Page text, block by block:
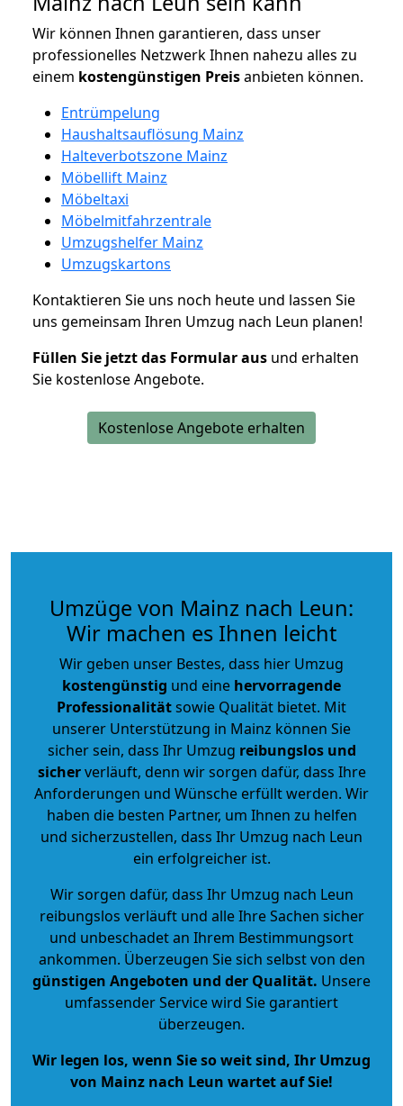
Wir können Ihnen garantieren, dass unser
professionelles Netzwerk Ihnen nahezu alles zu
einem kostengünstigen Preisanbieten können.
Entrümpelung
Haushaltsauflösung Mainz
Halteverbotszone Mainz
Möbellift Mainz
Möbeltaxi
Möbelmitfahrzentrale
Umzugshelfer Mainz
Umzugskartons
Kontaktieren Sie uns noch heute und lassen Sie
uns gemeinsam Ihren Umzug nach Leun planen!
Füllen Sie jetzt das Formular aus und erhalten
Sie kostenlose Angebote.
Kostenlose Angebote erhalten
Umzüge von Mainz nach Leun:
Wir machen es Ihnen leicht
Wir geben unser Bestes, dass hier Umzug
kostengünstig und eine hervorragende
Professionalitätsowie Qualität bietet. Mit
unserer Unterstützung in Mainz können Sie
sicher sein, dass Ihr Umzug reibungslos und
sicherverläuft, denn wir sorgen dafür, dass Ihre
Anforderungen und Wünsche erfüllt werden. Wir
haben die besten Partner, um Ihnen zu helfen
und sicherzustellen, dass Ihr Umzug nach Leun
ein erfolgreicher ist.
Wir sorgen dafür, dass Ihr Umzug nach Leun
reibungslos verläuft und alle Ihre Sachen sicher
und unbeschadet an Ihrem Bestimmungsort
ankommen. Überzeugen Sie sich selbst von den
günstigen Angeboten und der Qualität. Unsere
umfassender Service wird Sie garantiert
überzeugen.
Wir legen los, wenn Sie so weit sind, Ihr Umzug
von Mainz nach Leun wartet auf Sie!